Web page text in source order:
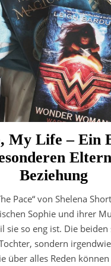
My Life – Ein
Beziehung
Pace“ von Shelena
Sophie und ihrer
sie so eng ist. Die
sondern
über alles Reden